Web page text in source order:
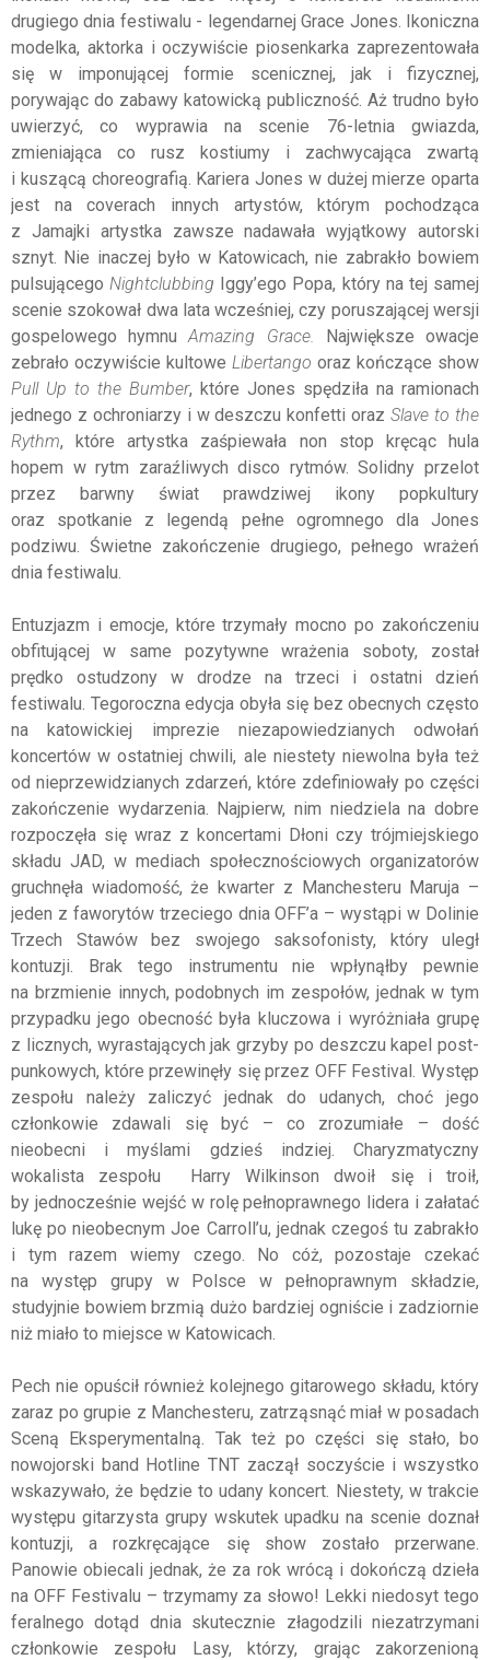
drugiego dnia festiwalu - legendarnej Grace Jones. Ikoniczna
modelka, aktorka i oczywiście piosenkarka zaprezentowała
się w imponującej formie scenicznej, jak i fizycznej,
porywając do zabawy katowicką publiczność. Aż trudno było
uwierzyć, co wyprawia na scenie 76-letnia gwiazda,
zmieniająca co rusz kostiumy i zachwycająca zwartą
i kuszącą choreografią. Kariera Jones w dużej mierze oparta
jest na coverach innych artystów, którym pochodząca
z Jamajki artystka zawsze nadawała wyjątkowy autorski
sznyt. Nie inaczej było w Katowicach, nie zabrakło bowiem
pulsującegoNightclubbing Iggy’ego Popa, który na tej samej
scenie szokował dwa lata wcześniej, czy poruszającej wersji
gospelowego hymnuAmazing Grace. Największe owacje
zebrało oczywiście kultowe Libertango oraz kończące show
Pull Up to the Bumber, które Jones spędziła na ramionach
jednego z ochroniarzy i w deszczu konfetti orazSlave to the
Rythm, które artystka zaśpiewała non stop kręcąc hula
hopem w rytm zaraźliwych disco rytmów. Solidny przelot
przez barwny świat prawdziwej ikony popkultury
oraz spotkanie z legendą pełne ogromnego dla Jones
podziwu. Świetne zakończenie drugiego, pełnego wrażeń
dnia festiwalu.
Entuzjazm i emocje, które trzymały mocno po zakończeniu
obfitującej w same pozytywne wrażenia soboty, został
prędko ostudzony w drodze na trzeci i ostatni dzień
festiwalu. Tegoroczna edycja obyła się bez obecnych często
na katowickiej imprezie niezapowiedzianych odwołań
koncertów w ostatniej chwili, ale niestety niewolna była też
od nieprzewidzianych zdarzeń, które zdefiniowały po części
zakończenie wydarzenia. Najpierw, nim niedziela na dobre
rozpoczęła się wraz z koncertami Dłoni czy trójmiejskiego
składu JAD, w mediach społecznościowych organizatorów
gruchnęła wiadomość, że kwarter z Manchesteru Maruja –
jeden z faworytów trzeciego dnia OFF’a – wystąpi w Dolinie
Trzech Stawów bez swojego saksofonisty, który uległ
kontuzji. Brak tego instrumentu nie wpłynąłby pewnie
na brzmienie innych, podobnych im zespołów, jednak w tym
przypadku jego obecność była kluczowa i wyróżniała grupę
z licznych, wyrastających jak grzyby po deszczu kapel post-
punkowych, które przewinęły się przez OFF Festival. Występ
zespołu należy zaliczyć jednak do udanych, choć jego
członkowie zdawali się być – co zrozumiałe – dość
nieobecni i myślami gdzieś indziej. Charyzmatyczny
wokalista zespołu Harry Wilkinson dwoił się i troił,
by jednocześnie wejść w rolę pełnoprawnego lidera i załatać
lukę po nieobecnym Joe Carroll’u, jednak czegoś tu zabrakło
i tym razem wiemy czego. No cóż, pozostaje czekać
na występ grupy w Polsce w pełnoprawnym składzie,
studyjnie bowiem brzmią dużo bardziej ogniście i zadziornie
niż miało to miejsce w Katowicach.
Pech nie opuścił również kolejnego gitarowego składu, który
zaraz po grupie z Manchesteru, zatrząsnąć miał w posadach
Sceną Eksperymentalną. Tak też po części się stało, bo
nowojorski band Hotline TNT zaczął soczyście i wszystko
wskazywało, że będzie to udany koncert. Niestety, w trakcie
występu gitarzysta grupy wskutek upadku na scenie doznał
kontuzji, a rozkręcające się show zostało przerwane.
Panowie obiecali jednak, że za rok wrócą i dokończą dzieła
na OFF Festivalu – trzymamy za słowo! Lekki niedosyt tego
feralnego dotąd dnia skutecznie złagodzili niezatrzymani
członkowie zespołu Lasy, którzy, grając zakorzenioną